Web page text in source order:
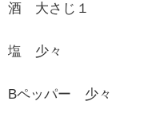
酒 大さじ１
塩 少々
Bペッパー 少々